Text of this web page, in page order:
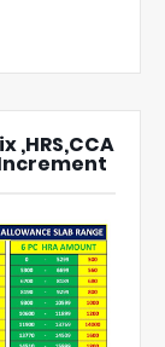
,HRS,CCA